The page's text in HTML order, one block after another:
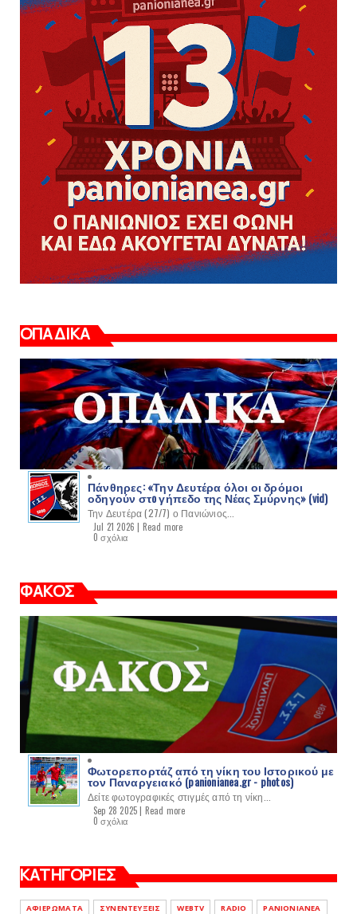
ΟΠΑΔΙΚΑ
Πάνθηρες: «Την Δευτέρα όλοι οι δρόμοι
οδηγούν στo γήπεδο της Νέας Σμύρνης» (vid)
Την Δευτέρα (27/7) ο Πανιώνιος...
Jul 21 2026 | Read more
0 σχόλια
ΦΑΚΟΣ
Φωτορεπορτάζ από τη νίκη του Ιστορικού με
τον Παναργειακό (panionianea.gr - photos)
Δείτε φωτογραφικές στιγμές από τη νίκη...
Sep 28 2025 | Read more
0 σχόλια
ΚΑΤΗΓΟΡΙΕΣ
ΑΦΙΕΡΩΜΑΤΑ ΣΥΝΕΝΤΕΥΞΕΙΣ WEBTV RADIO
PANIONIANEA